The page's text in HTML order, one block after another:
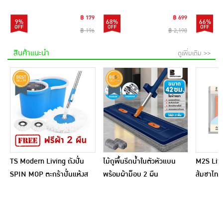
9%
฿ 179
฿ 196
68%
฿ 699
฿ 2,190
66%
สินค้าแนะนำ ดูเพิ่มเติม >>
TS Modern Living ถังปั่น
SPIN MOP ตะกร้าปั่นแห้งส
ไม้ถูพื้นรีดน้ำในตัวหัวแบน
พร้อมผ้าม็อบ 2 ผืน
M2S
ส้มชาไท